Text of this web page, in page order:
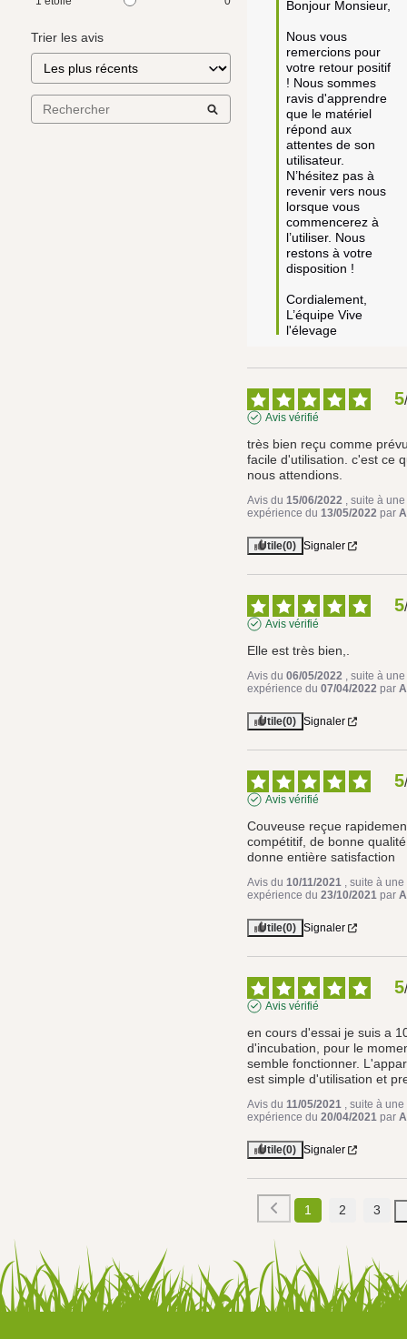
Trier les avis
Bonjour Monsieur,
Nous vous
remercions pour
votre retour positif
! Nous sommes
ravis d'apprendre
que le matériel
répond aux
attentes de son
utilisateur.
N’hésitez pas à
revenir vers nous
lorsque vous
commencerez à
l’utiliser. Nous
restons à votre
disposition !
Cordialement,
L’équipe Vive
l'élevage
5
Avis vérifié
très bien reçu comme
facile d'utilisation. c'est ce
nous attendions.
Avis du15/06/2022 , suite à une
expérience du13/05/2022 par
Utile(0) Signaler
5
Avis vérifié
Elle est très bien,.
Avis du06/05/2022 , suite à une
expérience du07/04/2022 par
Utile(0) Signaler
5
Avis vérifié
Couveuse reçue
compétitif, de bonne
donne entière satisfaction
Avis du10/11/2021 , suite à une
expérience du23/10/2021 par
Utile(0) Signaler
5
Avis vérifié
en cours d'essai je suis a
d'incubation, pour le
semble fonctionner.
est simple d'utilisation et
Avis du11/05/2021 , suite à une
expérience du20/04/2021 par
Utile(0) Signaler
1 2 3